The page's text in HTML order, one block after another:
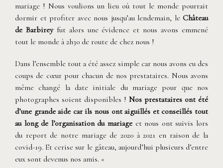
mariage ! Nous voulions un lieu où tout le monde pourrait
dormir et profiter avec nous jusqu’au lendemain, le Château
de Barbireyfut alors une évidence et nous avons emmené
tout le monde à 2h30 de route de chez nous !
Dans l’ensemble tout a été assez simple car nous avons eu des
coups de cœur pour chacun de nos prestataires. Nous avons
même changé la date initiale du mariage pour que nos
photographes soient disponibles ! Nos prestataires ont été
d’une grande aide car ils nous ont aiguillés et conseillés tout
au long de l’organisation du mariage et nous ont suivis lors
du report de notre mariage de 2020 à 2021 en raison de la
covid-19. Et cerise sur le gâteau, aujourd’hui plusieurs d’entre
eux sont devenus nos amis. «